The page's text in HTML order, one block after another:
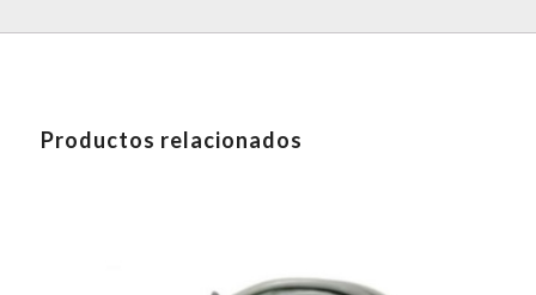
Productos relacionados